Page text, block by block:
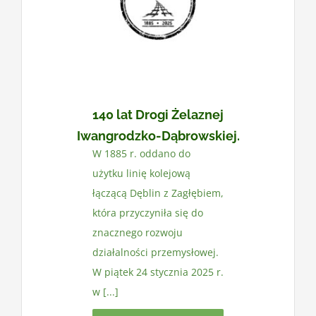
Kontakt
140 lat Drogi Żelaznej
Iwangrodzko-Dąbrowskiej.
W 1885 r. oddano do
użytku linię kolejową
łączącą Dęblin z Zagłębiem,
która przyczyniła się do
znacznego rozwoju
działalności przemysłowej.
W piątek 24 stycznia 2025 r.
w [...]